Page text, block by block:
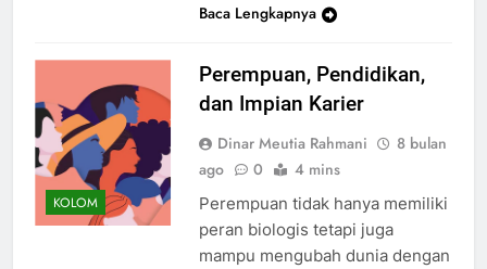
Baca Lengkapnya
KOLOM
Perempuan, Pendidikan,
dan Impian Karier
Dinar Meutia Rahmani
8 bulan
ago
0 4 mins
Perempuan tidak hanya memiliki
peran biologis tetapi juga
mampu mengubah dunia dengan